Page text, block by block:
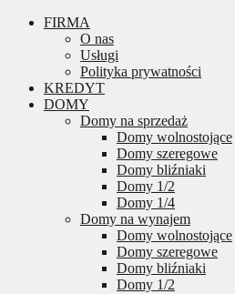
FIRMA
O nas
Usługi
Polityka prywatności
KREDYT
DOMY
Domy na sprzedaż
Domy wolnostojące
Domy szeregowe
Domy bliźniaki
Domy 1/2
Domy 1/4
Domy na wynajem
Domy wolnostojące
Domy szeregowe
Domy bliźniaki
Domy 1/2